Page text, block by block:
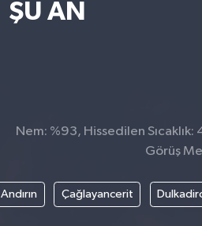
ŞU AN
Nem: %93, Hissedilen Sıcaklık:
Görüş
Andırın Çağlayancerit